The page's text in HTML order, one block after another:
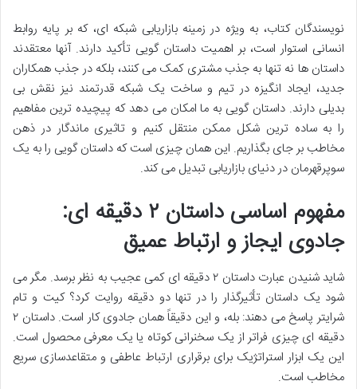
نویسندگان کتاب، به ویژه در زمینه بازاریابی شبکه ای، که بر پایه روابط
انسانی استوار است، بر اهمیت داستان گویی تأکید دارند. آنها معتقدند
داستان ها نه تنها به جذب مشتری کمک می کنند، بلکه در جذب همکاران
جدید، ایجاد انگیزه در تیم و ساخت یک شبکه قدرتمند نیز نقش بی
بدیلی دارند. داستان گویی به ما امکان می دهد که پیچیده ترین مفاهیم
را به ساده ترین شکل ممکن منتقل کنیم و تاثیری ماندگار در ذهن
مخاطب بر جای بگذاریم. این همان چیزی است که داستان گویی را به یک
سوپرقهرمان در دنیای بازاریابی تبدیل می کند.
مفهوم اساسی داستان ۲ دقیقه ای:
جادوی ایجاز و ارتباط عمیق
شاید شنیدن عبارت داستان ۲ دقیقه ای کمی عجیب به نظر برسد. مگر می
شود یک داستان تأثیرگذار را در تنها دو دقیقه روایت کرد؟ کیت و تام
شرایتر پاسخ می دهند: بله، و این دقیقاً همان جادوی کار است. داستان ۲
دقیقه ای چیزی فراتر از یک سخنرانی کوتاه یا یک معرفی محصول است.
این یک ابزار استراتژیک برای برقراری ارتباط عاطفی و متقاعدسازی سریع
مخاطب است.